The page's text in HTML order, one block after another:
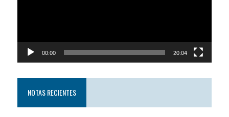
00:00 20:04
NOTAS RECIENTES